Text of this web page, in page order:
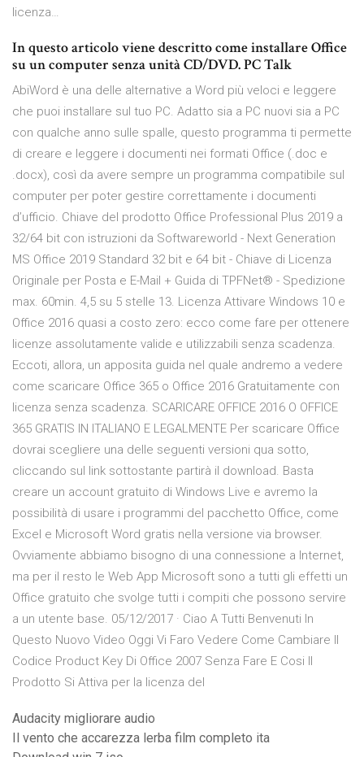
licenza…
In questo articolo viene descritto come installare Office
su un computer senza unità CD/DVD. PC Talk
AbiWord è una delle alternative a Word più veloci e leggere
che puoi installare sul tuo PC. Adatto sia a PC nuovi sia a PC
con qualche anno sulle spalle, questo programma ti permette
di creare e leggere i documenti nei formati Office (.doc e
.docx), così da avere sempre un programma compatibile sul
computer per poter gestire correttamente i documenti
d’ufficio. Chiave del prodotto Office Professional Plus 2019 a
32/64 bit con istruzioni da Softwareworld - Next Generation
MS Office 2019 Standard 32 bit e 64 bit - Chiave di Licenza
Originale per Posta e E-Mail + Guida di TPFNet® - Spedizione
max. 60min. 4,5 su 5 stelle 13. Licenza Attivare Windows 10 e
Office 2016 quasi a costo zero: ecco come fare per ottenere
licenze assolutamente valide e utilizzabili senza scadenza.
Eccoti, allora, un apposita guida nel quale andremo a vedere
come scaricare Office 365 o Office 2016 Gratuitamente con
licenza senza scadenza. SCARICARE OFFICE 2016 O OFFICE
365 GRATIS IN ITALIANO E LEGALMENTE Per scaricare Office
dovrai scegliere una delle seguenti versioni qua sotto,
cliccando sul link sottostante partirà il download. Basta
creare un account gratuito di Windows Live e avremo la
possibilità di usare i programmi del pacchetto Office, come
Excel e Microsoft Word gratis nella versione via browser.
Ovviamente abbiamo bisogno di una connessione a Internet,
ma per il resto le Web App Microsoft sono a tutti gli effetti un
Office gratuito che svolge tutti i compiti che possono servire
a un utente base. 05/12/2017 · Ciao A Tutti Benvenuti In
Questo Nuovo Video Oggi Vi Faro Vedere Come Cambiare Il
Codice Product Key Di Office 2007 Senza Fare E Cosi Il
Prodotto Si Attiva per la licenza del
Audacity migliorare audio
Il vento che accarezza lerba film completo ita